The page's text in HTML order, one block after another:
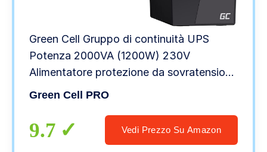
Green Cell Gruppo di continuità UPS
Potenza 2000VA (1200W) 230V
Alimentatore protezione da sovratensioni
line interactive AVR USB/RJ45 4X Schuko
Green Cell PRO
9.7 Vedi Prezzo Su Amazon